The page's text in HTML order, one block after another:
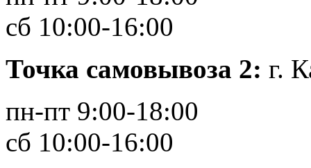
сб 10:00-16:00
Точка самовывоза 2: г.
пн-пт 9:00-18:00
сб 10:00-16:00